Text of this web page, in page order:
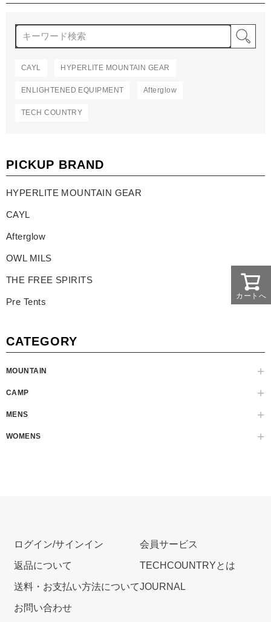
CAYL HYPERLITE MOUNTAIN GEAR
ENLIGHTENED EQUIPMENT Afterglow
TECH COUNTRY
PICKUP BRAND
HYPERLITE MOUNTAIN GEAR
CAYL
Afterglow
OWL MILS
THE FREE SPIRITS
Pre Tents
CATEGORY
MOUNTAIN
CAMP
MENS
WOMENS
カートへ
ログイン/サインイン
返品について
送料・お支払い方法について
お問い合わせ
会員サービス
TECHCOUNTRYとは
JOURNAL